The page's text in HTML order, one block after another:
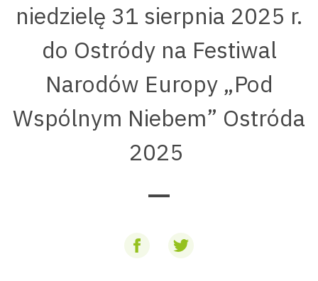
niedzielę 31 sierpnia 2025 r.
do Ostródy na Festiwal
Narodów Europy „Pod
Wspólnym Niebem” Ostróda
2025